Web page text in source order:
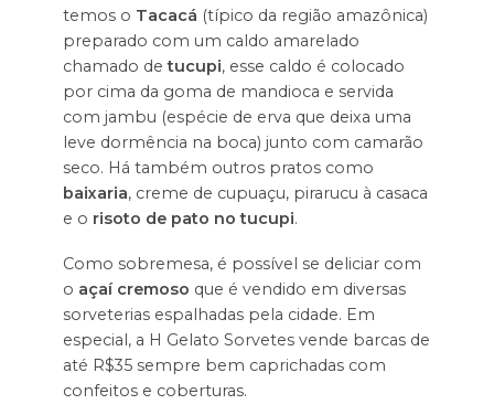
temos o Tacacá (típico da região amazônica)
preparado com um caldo amarelado
chamado detucupi, esse caldo é colocado
por cima da goma de mandioca e servida
com jambu (espécie de erva que deixa uma
leve dormência na boca) junto com camarão
seco. Há também outros pratos como
baixaria, creme de cupuaçu, pirarucu à casaca
e o risoto de pato no tucupi.
Como sobremesa, é possível se deliciar com
o açaí cremoso que é vendido em diversas
sorveterias espalhadas pela cidade. Em
especial, a H Gelato Sorvetes vende barcas de
até R$35 sempre bem caprichadas com
confeitos e coberturas.